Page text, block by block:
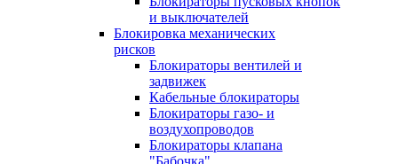
и выключателей
Блокировка механических
рисков
Блокираторы вентилей и
задвижек
Кабельные блокираторы
Блокираторы газо- и
воздухопроводов
Блокираторы клапана
"Бабочка"